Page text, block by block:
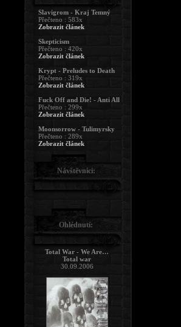
Slavigrom - Kraj Temný
Přečteno : 583x
Zobrazit článek
Skepticism
Přečteno : 420x
Zobrazit článek
Krypt - Preludes to Death
Přečteno : 319x
Zobrazit článek
Fuck Off and Die! - Anti All
Přečteno : 299x
Zobrazit článek
Moonsorrow - Tulimyrsky
Přečteno : 289x
Zobrazit článek
Návštěvníci:
Ohlédnutí:
Total War - We Are…
Total war
30.09.2006